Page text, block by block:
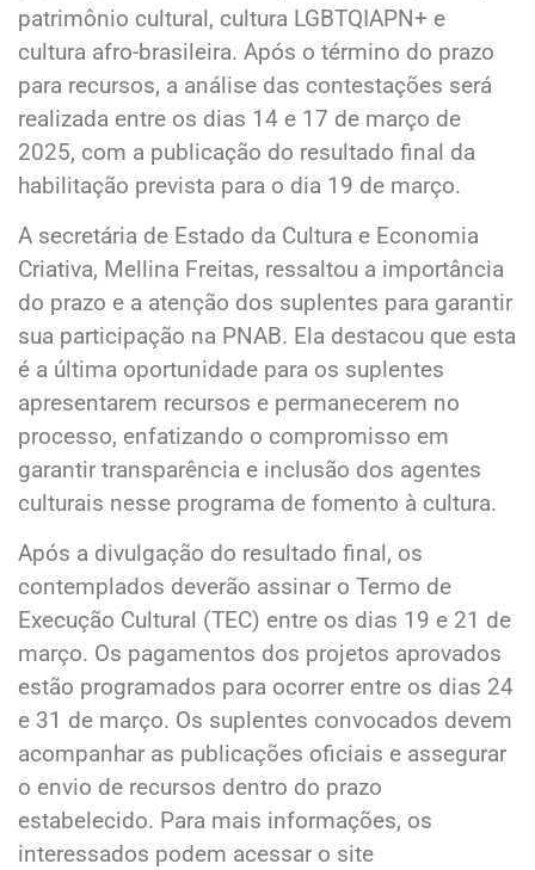
patrimônio cultural, cultura LGBTQIAPN+ e
cultura afro-brasileira. Após o término do prazo
para recursos, a análise das contestações será
realizada entre os dias 14 e 17 de março de
2025, com a publicação do resultado final da
habilitação prevista para o dia 19 de março.
A secretária de Estado da Cultura e Economia
Criativa, Mellina Freitas, ressaltou a importância
do prazo e a atenção dos suplentes para garantir
sua participação na PNAB. Ela destacou que esta
é a última oportunidade para os suplentes
apresentarem recursos e permanecerem no
processo, enfatizando o compromisso em
garantir transparência e inclusão dos agentes
culturais nesse programa de fomento à cultura.
Após a divulgação do resultado final, os
contemplados deverão assinar o Termo de
Execução Cultural (TEC) entre os dias 19 e 21 de
março. Os pagamentos dos projetos aprovados
estão programados para ocorrer entre os dias 24
e 31 de março. Os suplentes convocados devem
acompanhar as publicações oficiais e assegurar
o envio de recursos dentro do prazo
estabelecido. Para mais informações, os
interessados podem acessar o site